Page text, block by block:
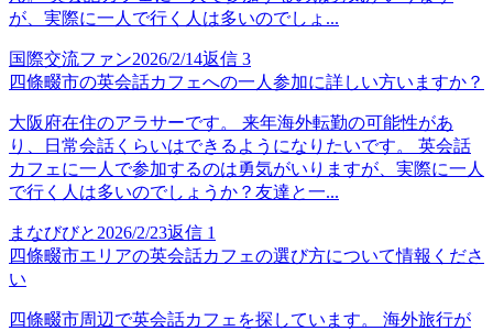
が、実際に一人で行く人は多いのでしょ...
国際交流ファン2026/2/14返信 3
四條畷市の英会話カフェへの一人参加に詳しい方いますか？
大阪府在住のアラサーです。 来年海外転勤の可能性があ
り、日常会話くらいはできるようになりたいです。 英会話
カフェに一人で参加するのは勇気がいりますが、実際に一人
で行く人は多いのでしょうか？友達と一...
まなびびと 2026/2/23返信 1
四條畷市エリアの英会話カフェの選び方について情報くださ
い
四條畷市周辺で英会話カフェを探しています。 海外旅行が